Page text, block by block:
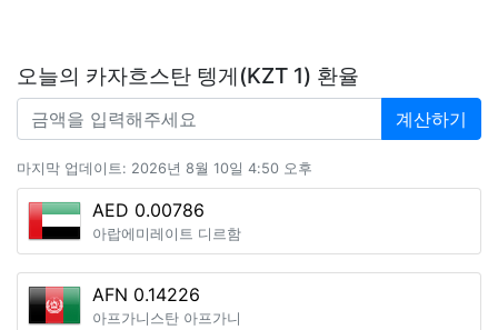
오늘의 카자흐스탄 텡게(KZT 1) 환율
계산하기
마지막 업데이트: 2026년 8월 10일 4:50 오후
AED 0.00786
아랍에미레이트 디르함
AFN 0.14226
아프가니스탄 아프가니